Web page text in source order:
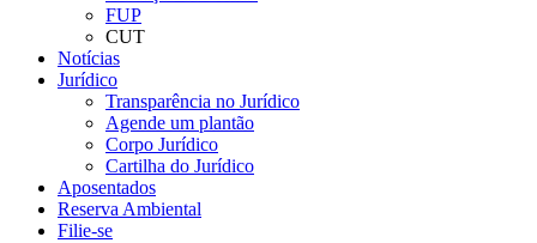
FUP
CUT
Notícias
Jurídico
Transparência no Jurídico
Agende um plantão
Corpo Jurídico
Cartilha do Jurídico
Aposentados
Reserva Ambiental
Filie-se